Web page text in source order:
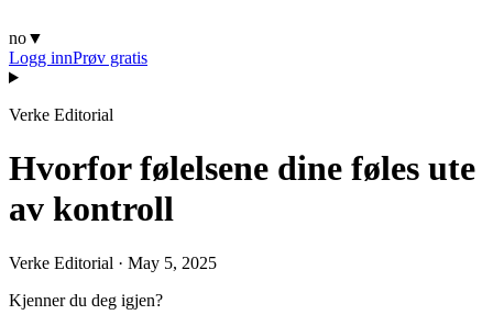
no▼
Logg innPrøv gratis
Verke Editorial
Hvorfor følelsene dine føles ute
av kontroll
Verke Editorial · May 5, 2025
Kjenner du deg igjen?